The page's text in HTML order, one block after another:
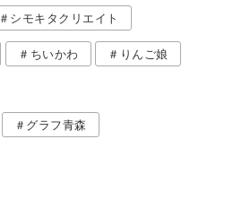
＃シモキタクリエイト
＃ちいかわ ＃りんご娘
＃グラフ青森